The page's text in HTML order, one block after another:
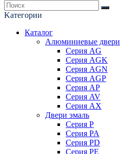
Kатегории
Каталог
Алюминиевые двери
Серия AG
Серия AGK
Серия AGN
Серия AGP
Серия AP
Серия AV
Серия AX
Двери эмаль
Серия P
Серия PA
Серия PD
Серия PE